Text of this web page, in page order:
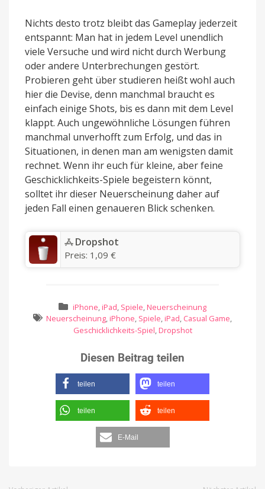
Nichts desto trotz bleibt das Gameplay jederzeit
entspannt: Man hat in jedem Level unendlich
viele Versuche und wird nicht durch Werbung
oder andere Unterbrechungen gestört.
Probieren geht über studieren heißt wohl auch
hier die Devise, denn manchmal braucht es
einfach einige Shots, bis es dann mit dem Level
klappt. Auch ungewöhnliche Lösungen führen
manchmal unverhofft zum Erfolg, und das in
Situationen, in denen man am wenigsten damit
rechnet. Wenn ihr euch für kleine, aber feine
Geschicklichkeits-Spiele begeistern könnt,
solltet ihr dieser Neuerscheinung daher auf
jeden Fall einen genaueren Blick schenken.
‎Dropshot
Preis: 1,09 €
iPhone, iPad, Spiele, Neuerscheinung
Neuerscheinung, iPhone, Spiele, iPad, Casual Game,
Geschicklichkeits-Spiel, Dropshot
Diesen Beitrag teilen
teilen teilen
teilen teilen
E-Mail